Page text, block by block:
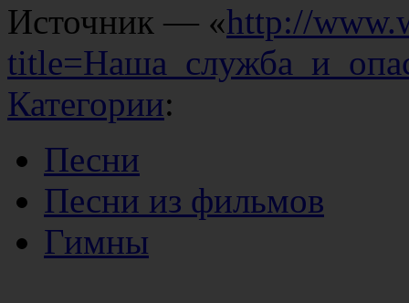
Источник — «http://
Категории:
Песни
Песни из фильмов
Гимны